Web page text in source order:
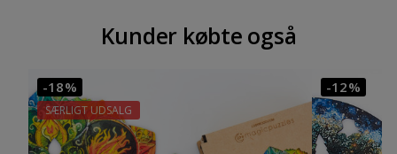
Kunder købte også
-18%
SÆRLIGT UDSALG
-12%